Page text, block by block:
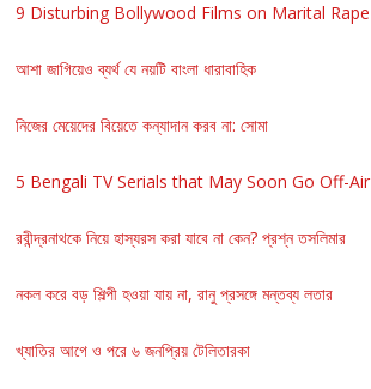
9 Disturbing Bollywood Films on Marital Rape
আশা জাগিয়েও ব্যর্থ যে নয়টি বাংলা ধারাবাহিক
নিজের মেয়েদের বিয়েতে কন্যাদান করব না: সোমা
5 Bengali TV Serials that May Soon Go Off-Air
রবীন্দ্রনাথকে নিয়ে হাস্যরস করা যাবে না কেন? প্রশ্ন তসলিমার
নকল করে বড় শিল্পী হওয়া যায় না, রানু প্রসঙ্গে মন্তব্য লতার
খ্যাতির আগে ও পরে ৬ জনপ্রিয় টেলিতারকা